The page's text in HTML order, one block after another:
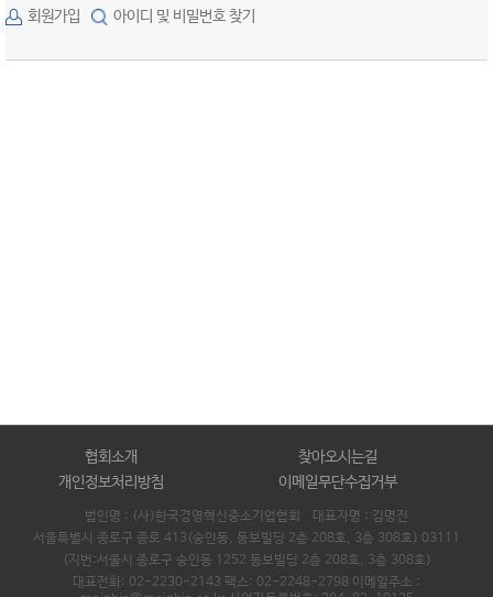
회원가입 아이디 및 비밀번호 찾기
협회소개
찾아오시는길
개인정보처리방침
이메일무단수집거부
법인명 : (사)한국경영혁신중소기업협회 대표자명 : 김명진
서울특별시 종로구 종로 413(숭인동, 동보빌딩 2층 208호, 3층 308호) 03111
(지번:서울시 종로구 숭인동 1252 동보빌딩 2층 208호, 3층 308호)
대표전화: 02-2230-2143 팩스: 02-2248-2798 이메일주소 :